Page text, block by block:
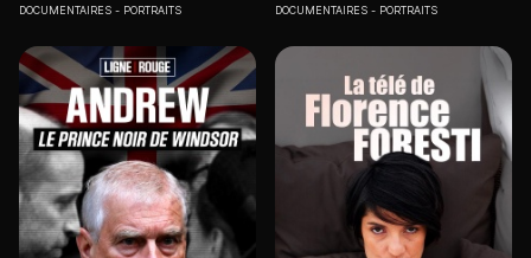
DOCUMENTAIRES PORTRAITS DOCUMENTAIRES PORTRAITS